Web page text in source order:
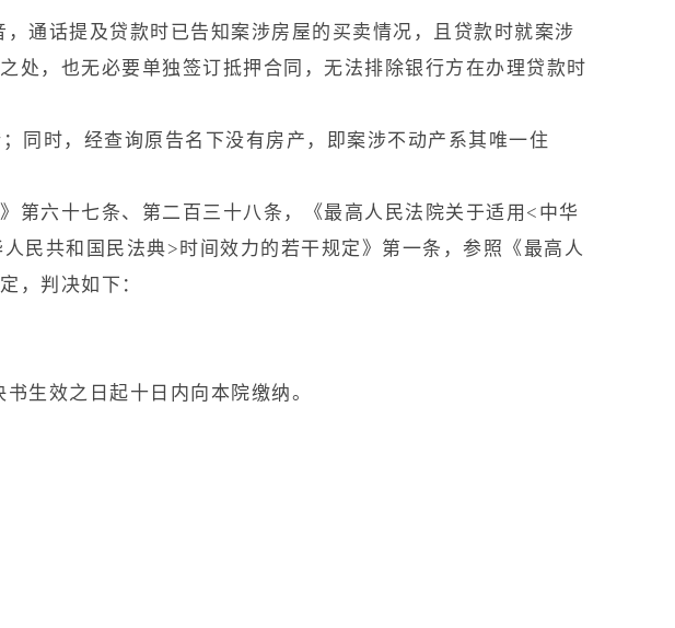
通话提及贷款时已告知案涉房屋的买卖情况，且贷款时就案涉
处，也无必要单独签订抵押合同，无法排除银行方在办理贷款时
同时，经查询原告名下没有房产，即案涉不动产系其唯一住
第六十七条、第二百三十八条，《最高人民法院关于适用<中华
民共和国民法典>时间效力的若干规定》第一条，参照《最高人
，判决如下：
生效之日起十日内向本院缴纳。